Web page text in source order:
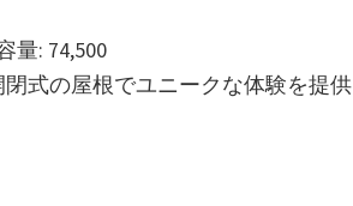
量: 74,500
式の屋根でユニークな体験を提供